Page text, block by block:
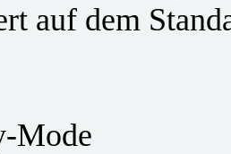
auf dem
Mode